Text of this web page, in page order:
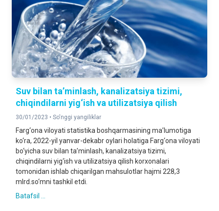
Suv bilan ta’minlash, kanalizatsiya tizimi,
chiqindilarni yig‘ish va utilizatsiya qilish
30/01/2023 • So'nggi yangiliklar
Farg‘ona viloyati statistika boshqarmasining ma’lumotiga
ko‘ra, 2022-yil yanvar-dekabr oylari holatiga Farg‘ona viloyati
bo‘yicha suv bilan ta’minlash, kanalizatsiya tizimi,
chiqindilarni yig‘ish va utilizatsiya qilish korxonalari
tomonidan ishlab chiqarilgan mahsulotlar hajmi 228,3
mlrd.so‘mni tashkil etdi.
Batafsil ...